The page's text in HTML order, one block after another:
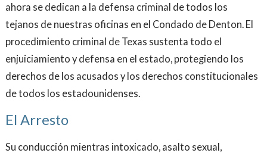
ahora se dedican a la defensa criminal de todos los
tejanos de nuestras oficinas en el Condado de Denton. El
procedimiento criminal de Texas sustenta todo el
enjuiciamiento y defensa en el estado, protegiendo los
derechos de los acusados ​​y los derechos constitucionales
de todos los estadounidenses.
El Arresto
Su conducción mientras intoxicado, asalto sexual,